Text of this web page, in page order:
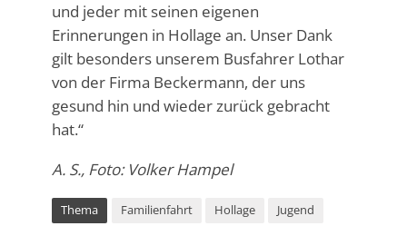
und jeder mit seinen eigenen
Erinnerungen in Hollage an. Unser Dank
gilt besonders unserem Busfahrer Lothar
von der Firma Beckermann, der uns
gesund hin und wieder zurück gebracht
hat.“
A. S., Foto: Volker Hampel
Thema Familienfahrt Hollage Jugend